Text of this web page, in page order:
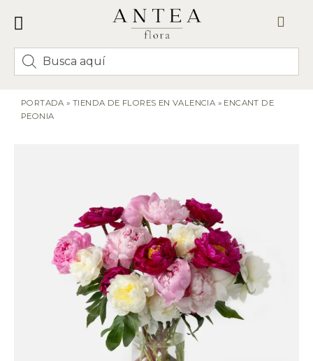
PORTADA »TIENDA DE FLORES EN VALENCIA » ENCANT DE
PEONIA